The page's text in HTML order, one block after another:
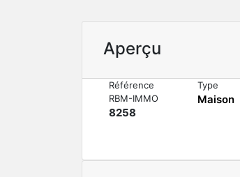
Aperçu
Référence
RBM-IMMO
8258
Type
Maison